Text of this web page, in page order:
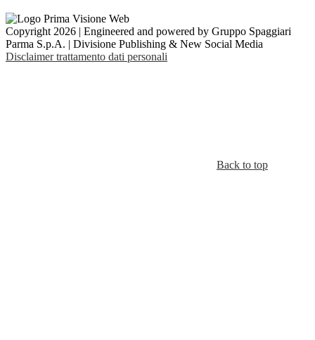
Copyright 2026 | Engineered and powered by Gruppo Spaggiari
Parma S.p.A. | Divisione Publishing & New Social Media
Disclaimer trattamento dati personali
Back to top